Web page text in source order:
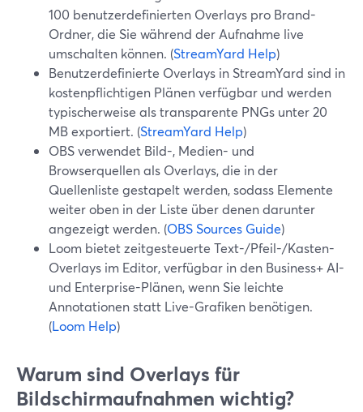
100 benutzerdefinierten Overlays pro Brand-
Ordner, die Sie während der Aufnahme live
umschalten können. (StreamYard Help)
Benutzerdefinierte Overlays in StreamYard sind in
kostenpflichtigen Plänen verfügbar und werden
typischerweise als transparente PNGs unter 20
MB exportiert. (StreamYard Help)
OBS verwendet Bild-, Medien- und
Browserquellen als Overlays, die in der
Quellenliste gestapelt werden, sodass Elemente
weiter oben in der Liste über denen darunter
angezeigt werden. (OBS Sources Guide)
Loom bietet zeitgesteuerte Text-/Pfeil-/Kasten-
Overlays im Editor, verfügbar in den Business+ AI-
und Enterprise-Plänen, wenn Sie leichte
Annotationen statt Live-Grafiken benötigen.
(Loom Help)
Warum sind Overlays für
Bildschirmaufnahmen wichtig?